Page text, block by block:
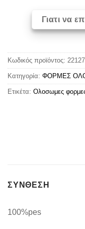
Γιατι να
Κωδικός προϊόντος:
Κατηγορία: ΦΟΡΜΕΣ
Ετικέτα: Oλoσωμες
ΣΥΝΘΕΣΗ
100%pes